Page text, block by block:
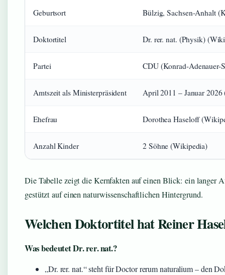
Geburtsort Bülzig, Sachsen-Anhalt
Doktortitel Dr. rer. nat. (Physik)
Partei CDU (Konrad-Adenauer-
Amtszeit als Ministerpräsident April 2011 – Januar 2026
Ehefrau Dorothea Haseloff
Anzahl Kinder 2 Söhne (Wikipedia)
Die Tabelle zeigt die Kernfakten auf einen Blick: ein langer
gestützt auf einen naturwissenschaftlichen Hintergrund.
Welchen Doktortitel hat Reiner
Was bedeutet Dr. rer. nat.?
„Dr. rer. nat.“ steht für Doctor rerum naturalium – den